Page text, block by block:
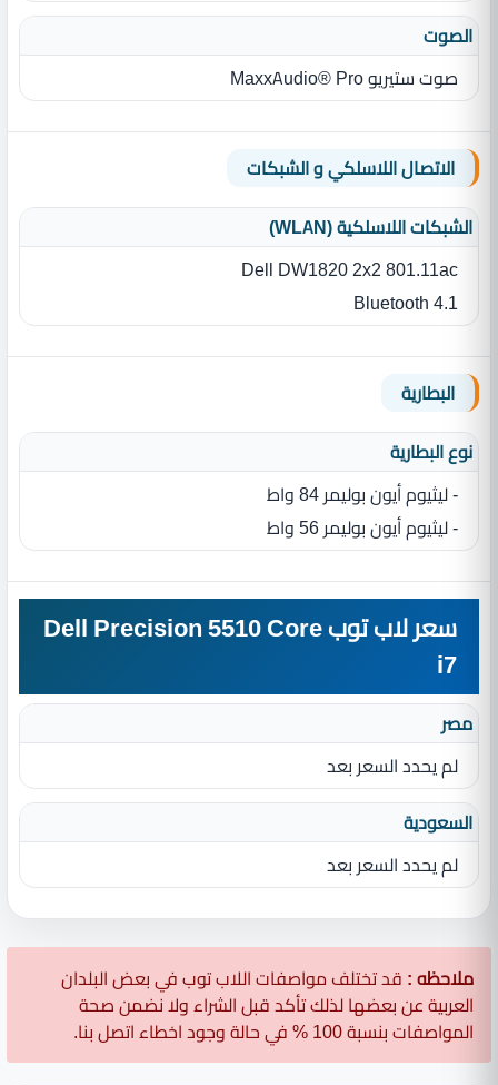
الصوت
صوت ستيريو MaxxAudio® Pro
الاتصال اللاسلكي و الشبكات
الشبكات اللاسلكية (WLAN)
Dell DW1820 2x2 801.11ac
Bluetooth 4.1
البطارية
نوع البطارية‏
- ليثيوم أيون بوليمر 84 واط
- ليثيوم أيون بوليمر 56 واط
سعر لاب توب Dell Precision 5510 Core
i7
مصر
لم يحدد السعر بعد
السعودية
لم يحدد السعر بعد
ملاحظه : قد تختلف مواصفات اللاب توب في بعض البلدان
العربية عن بعضها لذلك تأكد قبل الشراء ولا نضمن صحة
المواصفات بنسبة 100 % في حالة وجود اخطاء اتصل بنا.